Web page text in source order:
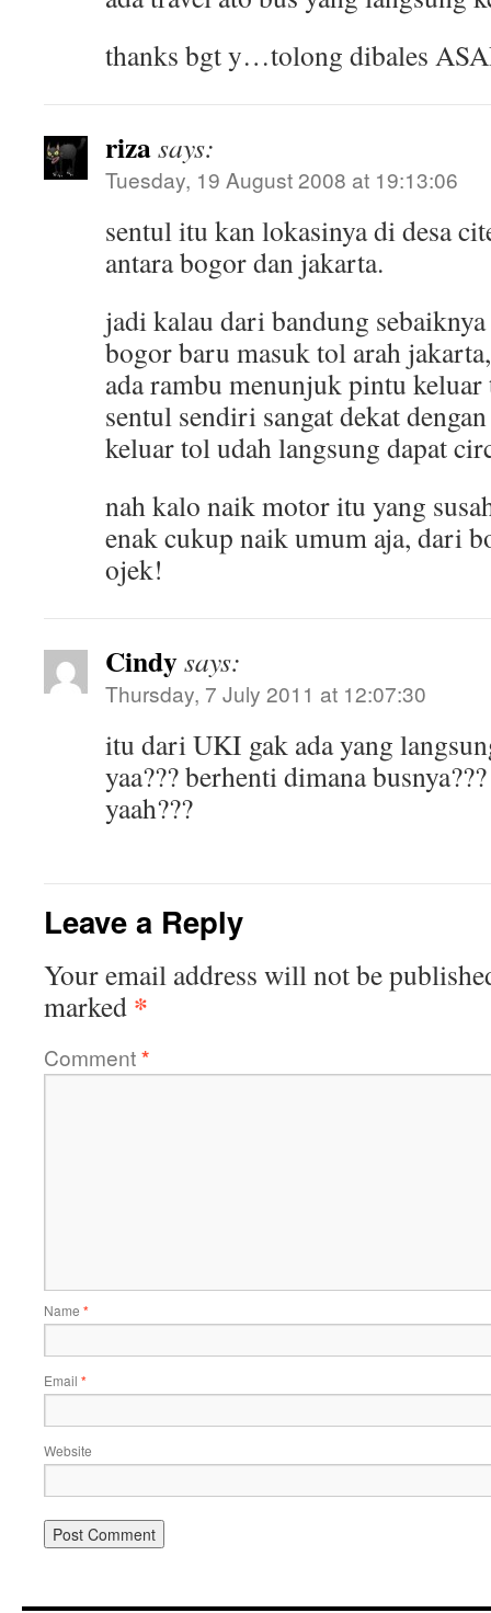
thanks bgt y…tolong dibales
rizasays:
Tuesday, 19 August 2008 at 19:13:06
sentul itu kan lokasinya di desa
antara bogor dan jakarta.
jadi kalau dari bandung
bogor baru masuk tol arah
ada rambu menunjuk pintu
sentul sendiri sangat dekat
keluar tol udah langsung dapat
nah kalo naik motor itu yang
enak cukup naik umum aja, dari
ojek!
Cindysays:
Thursday, 7 July 2011 at 12:07:30
itu dari UKI gak ada yang
yaa??? berhenti dimana
yaah???
Leave a Reply
Your email address will not be
marked *
Comment*
Name *
Email *
Website